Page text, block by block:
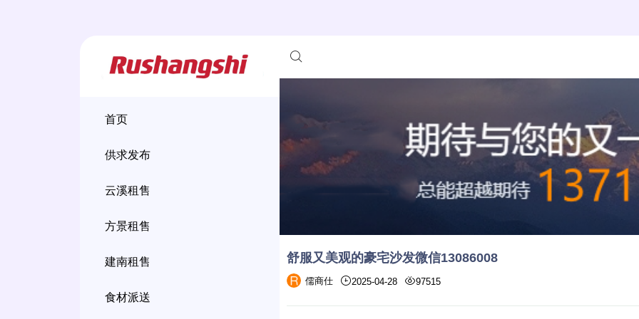
首页
供求发布
云溪租售
方景租售
建南租售
食材派送
舒服又美观的豪宅沙发微信13086008
儒商仕 2025-04-28 97515